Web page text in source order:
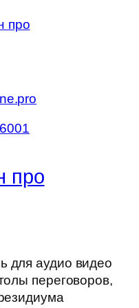
про
для аудио видео
переговоров,